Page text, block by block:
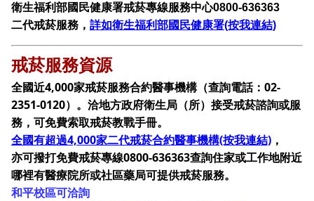
衛生福利部國民健康署戒菸專線服務中心0800-636363
二代戒菸服務， 詳如衛生福利部國民健康署(按我連結)
戒菸服務資源
全國近4,000家戒菸服務合約醫事機構（查詢電話：02-
2351-0120）。洽地方政府衛生局（所）接受戒菸諮詢或服
務，可免費索取戒菸教戰手冊。
全國有超過4,000家二代戒菸合約醫事機構(按我連結) ，
亦可撥打免費戒菸專線0800-636363查詢住家或工作地附近
哪裡有醫療院所或社區藥局可提供戒菸服務。
和平校區可洽詢